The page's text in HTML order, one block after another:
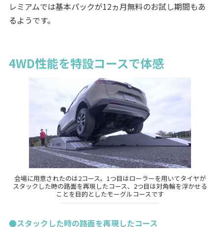
レミアムでは基本パックが12ヵ月無料のお試し期間もあ
るようです。
4WD性能を特設コースで体感
会場に用意されたのは2コース。1つ目はローラーを用いてタイヤが
スタックした時の路面を再現したコース、2つ目は対角輪を浮かせる
ことを目的としたモーグルコースです
●スタックした時の路面を再現したコース